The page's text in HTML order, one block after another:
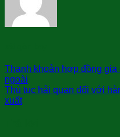
Thanh khoản hợp đồng
ngoài
Thủ tục hải quan đối với
xuất